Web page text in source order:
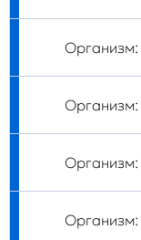
Организм:
Организм:
Организм:
Организм: